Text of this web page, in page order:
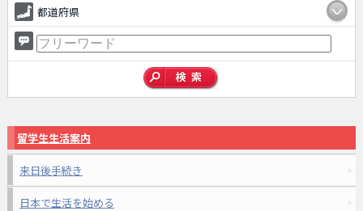
都道府県
留学生生活案内
来日後手続き
日本で生活を始める